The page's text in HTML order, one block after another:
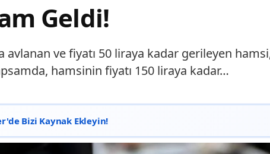
Geldi!
ve fiyatı 50 liraya kadar gerileyen hamsi,
hamsinin fiyatı 150 liraya kadar…
Bizi Kaynak Ekleyin!